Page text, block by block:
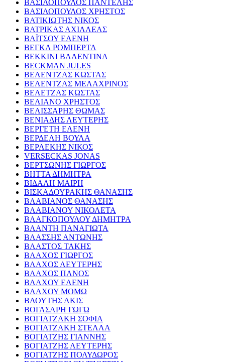
ΒΑΣΙΛΟΠΟΥΛΟΣ ΠΑΝΤΕΛΗΣ
ΒΑΣΙΛΟΠΟΥΛΟΣ ΧΡΗΣΤΟΣ
ΒΑΤΙΚΙΩΤΗΣ ΝΙΚΟΣ
ΒΑΤΡΙΚΑΣ ΑΧΙΛΛΕΑΣ
ΒΑΪΤΣΟΥ ΕΛΕΝΗ
ΒΕΓΚΑ ΡΟΜΠΕΡΤΑ
ΒΕΚΚΙΝΙ ΒΑΛΕΝΤΙΝΑ
BECKMAN JULES
ΒΕΛΕΝΤΖΑΣ ΚΩΣΤΑΣ
ΒΕΛΕΝΤΖΑΣ ΜΕΛΑΧΡΙΝΟΣ
ΒΕΛΕΤΖΑΣ ΚΩΣΤΑΣ
ΒΕΛΙΑΝΟ ΧΡΗΣΤΟΣ
ΒΕΛΙΣΣΑΡΗΣ ΘΩΜΑΣ
ΒΕΝΙΑΔΗΣ ΛΕΥΤΕΡΗΣ
ΒΕΡΓΕΤΗ ΕΛΕΝΗ
ΒΕΡΔΕΛΗ ΒΟΥΛΑ
ΒΕΡΛΕΚΗΣ ΝΙΚΟΣ
VERSECKAS JONAS
ΒΕΡΤΣΩΝΗΣ ΓΙΩΡΓΟΣ
ΒΗΤΤΑ ΔΗΜΗΤΡΑ
ΒΙΔΑΛΗ ΜΑΙΡΗ
ΒΙΣΚΑΔΟΥΡΑΚΗΣ ΘΑΝΑΣΗΣ
ΒΛΑΒΙΑΝΟΣ ΘΑΝΑΣΗΣ
ΒΛΑΒΙΑΝΟΥ ΝΙΚΟΛΕΤΑ
ΒΛΑΓΚΟΠΟΥΛΟΥ ΔΗΜΗΤΡΑ
ΒΛΑΝΤΗ ΠΑΝΑΓΙΩΤΑ
ΒΛΑΣΣΗΣ ΑΝΤΩΝΗΣ
ΒΛΑΣΤΟΣ ΤΑΚΗΣ
ΒΛΑΧΟΣ ΓΙΩΡΓΟΣ
ΒΛΑΧΟΣ ΛΕΥΤΕΡΗΣ
ΒΛΑΧΟΣ ΠΑΝΟΣ
ΒΛΑΧΟΥ ΕΛΕΝΗ
ΒΛΑΧΟΥ ΜΟΜΩ
ΒΛΟΥΤΗΣ ΑΚΙΣ
ΒΟΓΑΣΑΡΗ ΓΩΓΩ
ΒΟΓΙΑΤΖΑΚΗ ΣΟΦΙΑ
ΒΟΓΙΑΤΖΑΚΗ ΣΤΕΛΛΑ
ΒΟΓΙΑΤΖΗΣ ΓΙΑΝΝΗΣ
ΒΟΓΙΑΤΖΗΣ ΛΕΥΤΕΡΗΣ
ΒΟΓΙΑΤΖΗΣ ΠΟΛΥΔΩΡΟΣ